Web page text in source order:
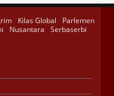
Kilas Global
Parlemen
Nusantara Serbaserbi